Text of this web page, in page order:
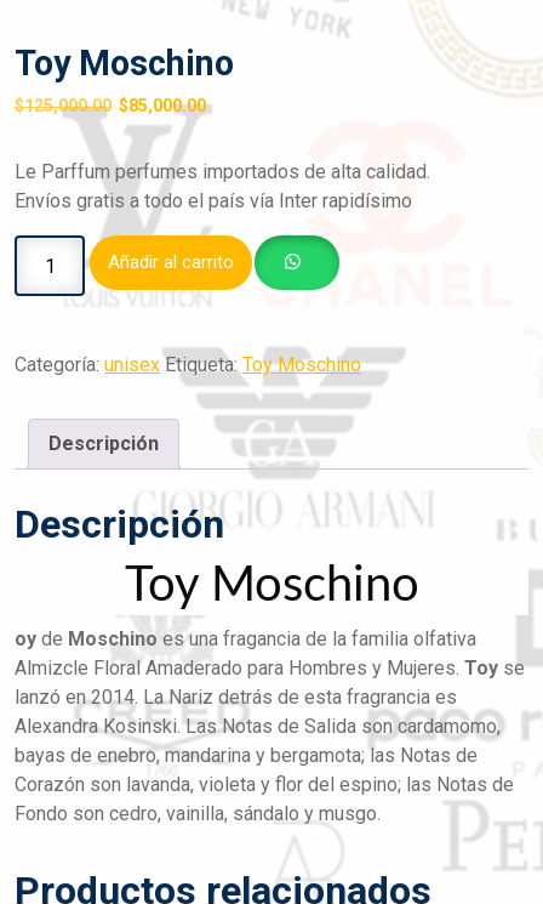
Toy Moschino
$125,000.00 $85,000.00
Le Parffum perfumes importados de alta calidad.
Envíos gratis a todo el país vía Inter rapidísimo
Añadir al carrito
Categoría: unisex Etiqueta: Toy Moschino
Descripción
Descripción
Toy Moschino
oy de Moschino es una fragancia de la familia olfativa
Almizcle Floral Amaderado para Hombres y Mujeres. Toy se
lanzó en 2014. La Nariz detrás de esta fragrancia es
Alexandra Kosinski. Las Notas de Salida son cardamomo,
bayas de enebro, mandarina y bergamota; las Notas de
Corazón son lavanda, violeta y flor del espino; las Notas de
Fondo son cedro, vainilla, sándalo y musgo.
Productos relacionados